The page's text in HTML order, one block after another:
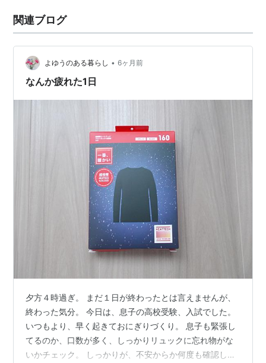
関連ブログ
よゆうのある暮らし • 6ヶ月前
なんか疲れた1日
夕方４時過ぎ。 まだ１日が終わったとは言えませんが、
終わった気分。 今日は、息子の高校受験、入試でした。
いつもより、早く起きておにぎりづくり。 息子も緊張し
てるのか、口数が多く、しっかりリュックに忘れ物がな
いかチェック。 しっかりが、不安からか何度も確認し、